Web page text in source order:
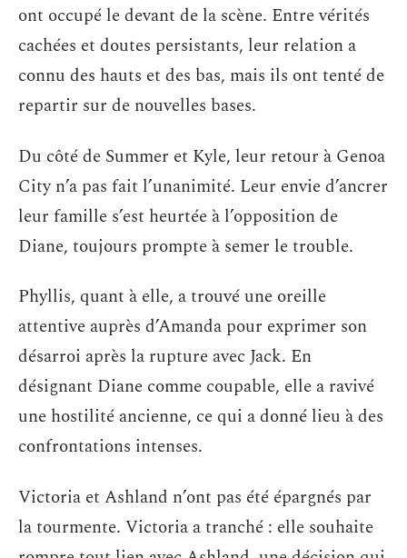
ont occupé le devant de la scène. Entre vérités
cachées et doutes persistants, leur relation a
connu des hauts et des bas, mais ils ont tenté de
repartir sur de nouvelles bases.
Du côté de Summer et Kyle, leur retour à Genoa
City n’a pas fait l’unanimité. Leur envie d’ancrer
leur famille s’est heurtée à l’opposition de
Diane, toujours prompte à semer le trouble.
Phyllis, quant à elle, a trouvé une oreille
attentive auprès d’Amanda pour exprimer son
désarroi après la rupture avec Jack. En
désignant Diane comme coupable, elle a ravivé
une hostilité ancienne, ce qui a donné lieu à des
confrontations intenses.
Victoria et Ashland n’ont pas été épargnés par
la tourmente. Victoria a tranché : elle souhaite